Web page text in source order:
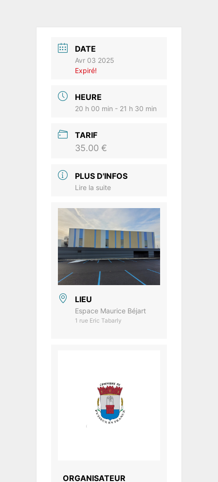
DATE
Avr 03 2025
Expiré!
HEURE
20 h 00 min - 21 h 30 min
TARIF
35.00 €
PLUS D'INFOS
Lire la suite
LIEU
Espace Maurice Béjart
1 rue Eric Tabarly
ORGANISATEUR